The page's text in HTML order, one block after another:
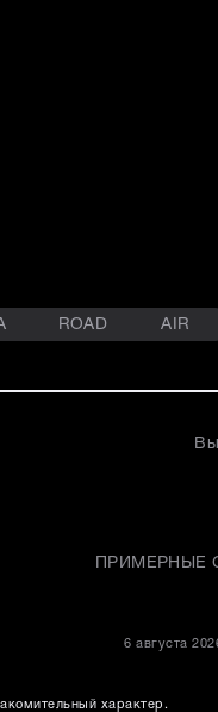
ROAD AIR
ПРИМЕРНЫЕ
6 августа
характер.